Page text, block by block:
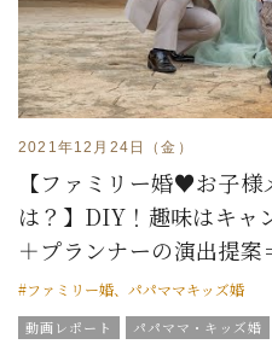
2021年12月24日（金）
【ファミリー婚♥お子様
は？】DIY！趣味はキャ
＋プランナーの演出提
#ファミリー婚、パパママキッズ婚
動画レポート パパママ・キッズ婚